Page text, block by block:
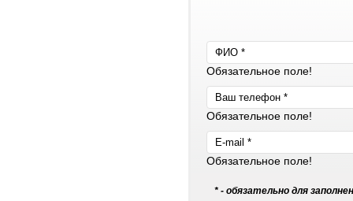
Обязательное поле!
Обязательное поле!
Обязательное поле!
* - обязательно для